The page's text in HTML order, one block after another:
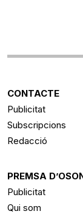
CONTACTE
Publicitat
Subscripcions
Redacció
PREMSA
Publicitat
Qui som